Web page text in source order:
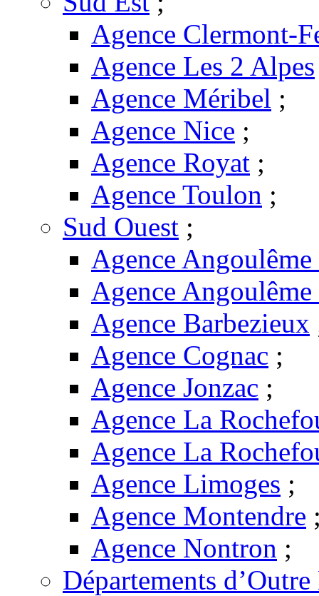
Agence Clermont-
Agence Les 2 Alpes
Agence Méribel ;
Agence Nice ;
Agence Royat ;
Agence Toulon ;
Sud Ouest ;
Agence
Agence
Agence Barbezieux
Agence Cognac ;
Agence Jonzac ;
Agence La
Agence La
Agence Limoges ;
Agence Montendre
Agence Nontron ;
Départements